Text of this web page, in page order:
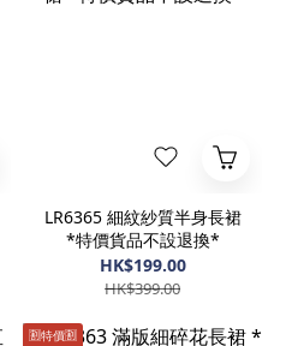
LR6365 細紋紗質半身長裙
*特價貨品不設退換*
HK$199.00
HK$399.00
🈹️特價🈹️